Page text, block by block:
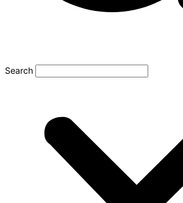
Search